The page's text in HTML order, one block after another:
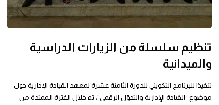
تنظيم سلسلة من الزيارات الدراسية
والميدانية
تنفيذا للبرنامج التكويني للدورة الثامنة عشرة لمعهد القيادة الإدارية حول
موضوع “القيادة الإدارية والتحوّل الرقمي”، تم خلال الفترة الممتدة من